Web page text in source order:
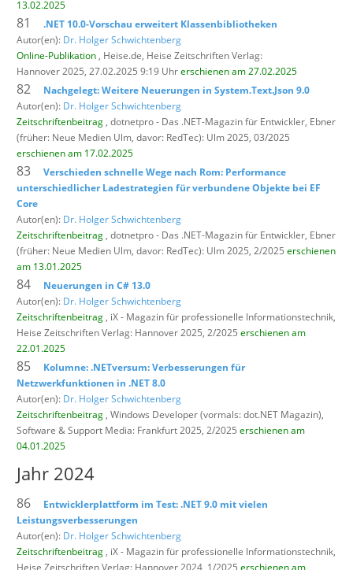
13.02.2025
81
.NET 10.0-Vorschau erweitert Klassenbibliotheken
Autor(en): Dr. Holger Schwichtenberg
Online-Publikation , Heise.de, Heise Zeitschriften Verlag:
Hannover 2025, 27.02.2025 9:19 Uhrerschienen am 27.02.2025
82
Nachgelegt: Weitere Neuerungen in System.Text.Json 9.0
Autor(en): Dr. Holger Schwichtenberg
Zeitschriftenbeitrag , dotnetpro - Das .NET-Magazin für Entwickler, Ebner
(früher: Neue Medien Ulm, davor: RedTec): Ulm 2025, 03/2025
erschienen am 17.02.2025
83
Verschieden schnelle Wege nach Rom: Performance
unterschiedlicher Ladestrategien für verbundene Objekte bei EF
Core
Autor(en): Dr. Holger Schwichtenberg
Zeitschriftenbeitrag , dotnetpro - Das .NET-Magazin für Entwickler, Ebner
(früher: Neue Medien Ulm, davor: RedTec): Ulm 2025, 2/2025 erschienen
am 13.01.2025
84
Neuerungen in C# 13.0
Autor(en): Dr. Holger Schwichtenberg
Zeitschriftenbeitrag , iX - Magazin für professionelle Informationstechnik,
Heise Zeitschriften Verlag: Hannover 2025, 2/2025 erschienen am
22.01.2025
85
Kolumne: .NETversum: Verbesserungen für
Netzwerkfunktionen in .NET 8.0
Autor(en): Dr. Holger Schwichtenberg
Zeitschriftenbeitrag , Windows Developer (vormals: dot.NET Magazin),
Software & Support Media: Frankfurt 2025, 2/2025 erschienen am
04.01.2025
Jahr 2024
86
Entwicklerplattform im Test: .NET 9.0 mit vielen
Leistungsverbesserungen
Autor(en): Dr. Holger Schwichtenberg
Zeitschriftenbeitrag , iX - Magazin für professionelle Informationstechnik,
Heise Zeitschriften Verlag: Hannover 2024, 1/2025 erschienen am